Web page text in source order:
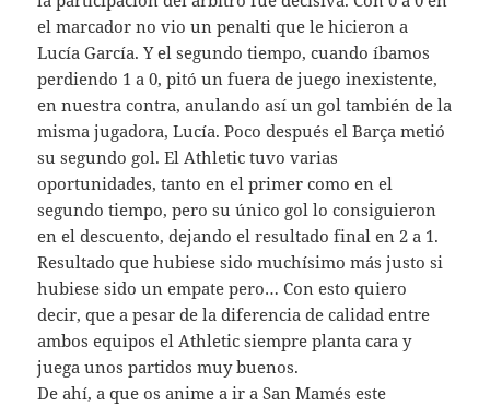
el marcador no vio un penalti que le hicieron a
Lucía García. Y el segundo tiempo, cuando íbamos
perdiendo 1 a 0, pitó un fuera de juego inexistente,
en nuestra contra, anulando así un gol también de la
misma jugadora, Lucía. Poco después el Barça metió
su segundo gol. El Athletic tuvo varias
oportunidades, tanto en el primer como en el
segundo tiempo, pero su único gol lo consiguieron
en el descuento, dejando el resultado final en 2 a 1.
Resultado que hubiese sido muchísimo más justo si
hubiese sido un empate pero… Con esto quiero
decir, que a pesar de la diferencia de calidad entre
ambos equipos el Athletic siempre planta cara y
juega unos partidos muy buenos.
De ahí, a que os anime a ir a San Mamés este